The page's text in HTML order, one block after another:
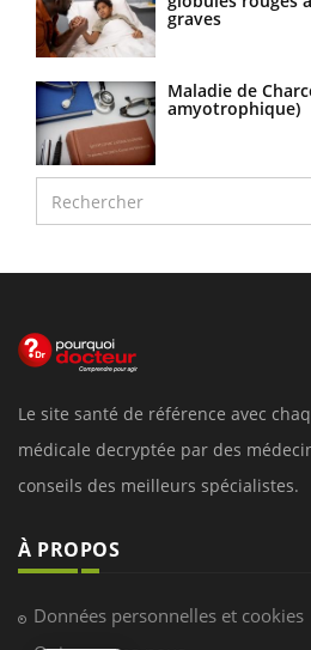
graves
Maladie de
amyotrophique)
Le site santé de référence avec
médicale decryptée par des
conseils des meilleurs spécialistes.
À PROPOS
Données personnelles et cookies